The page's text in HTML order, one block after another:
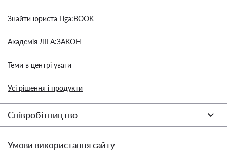
Знайти юриста Liga:BOOK
Академія ЛІГА:ЗАКОН
Теми в центрі уваги
Усі рішення і продукти
Співробітництво
Умови використання сайту